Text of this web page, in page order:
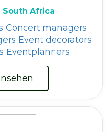
South Africa
Concert managers
Event decorators
Eventplanners